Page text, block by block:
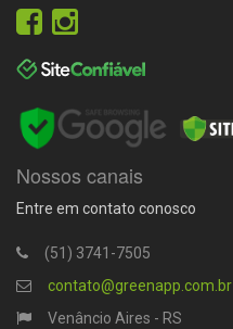
Nossos canais
Entre em contato conosco
(51) 3741-7505
contato@greenapp.com.br
Venâncio Aires - RS